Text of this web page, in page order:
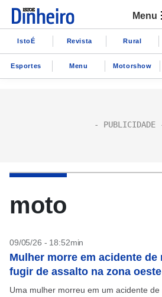
Menu
IstoÉ Revista Rural
Esportes Menu Motorshow
moto
09/05/26 - 18:52min
Mulher morre em acidente
fugir de assalto na zona
Uma mulher morreu em um acidente